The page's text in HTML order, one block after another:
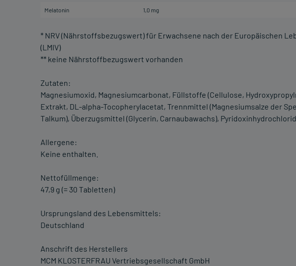
Melatonin 1,0 mg
* NRV (Nährstoffsbezugswert) für Erwachsene nach der Europäischen
(LMIV)
** keine Nährstoffbezugswert vorhanden
Zutaten:
Magnesiumoxid, Magnesiumcarbonat, Füllstoffe (Cellulose,
Extrakt, DL-alpha-Tocopherylacetat, Trennmittel (Magnesiumsalze der
Talkum), Überzugsmittel (Glycerin, Carnaubawachs),
Allergene:
Keine enthalten.
Nettofüllmenge:
47,9 g (= 30 Tabletten)
Ursprungsland des Lebensmittels:
Deutschland
Anschrift des Herstellers
MCM KLOSTERFRAU Vertriebsgesellschaft GmbH